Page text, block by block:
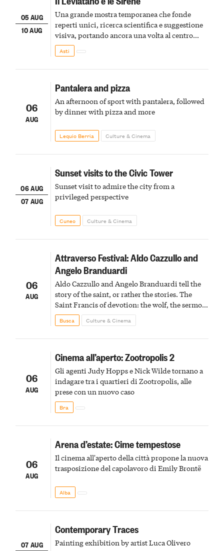
05 AUG
10 AUG
Una grande mostra temporanea che fonde
reperti unici, ricerca scientifica e suggestione
visiva, portando ancora una volta al centro
della scena le meraviglie del passato astigiano
Asti
06
AUG
Pantalera and pizza
An afternoon of sport with pantalera, followed
by dinner with pizza and more
Lequio Berria Culture & Cinema
06 AUG
07 AUG
Sunset visits to the Civic Tower
Sunset visit to admire the city from a
privileged perspective
Cuneo Culture & Cinema
06
AUG
Attraverso Festival: Aldo Cazzullo and
Angelo Branduardi
Aldo Cazzullo and Angelo Branduardi tell the
story of the saint, or rather the stories. The
Saint Francis of devotion: the wolf, the sermon
to the birds, the stigmata
Busca Culture & Cinema
06
AUG
Cinema all’aperto: Zootropolis 2
Gli agenti Judy Hopps e Nick Wilde tornano a
indagare tra i quartieri di Zootropolis, alle
prese con un nuovo caso
Bra
06
AUG
Arena d’estate: Cime tempestose
Il cinema all'aperto della città propone la nuova
trasposizione del capolavoro di Emily Brontë
Alba
07 AUG
Contemporary Traces
Painting exhibition by artist Luca Olivero